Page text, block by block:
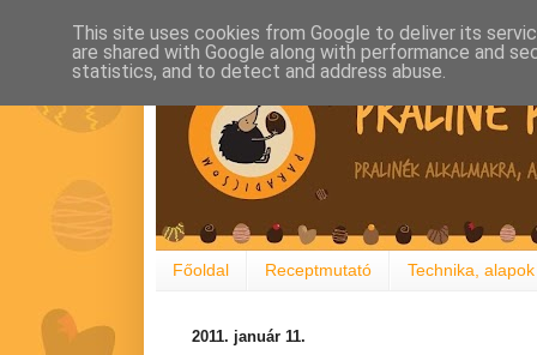
Főoldal Receptmutató Technika, alapok
2011. január 11.
This site uses cookies from Google to deliver its
are shared with Google along with performance and
statistics, and to detect and address abuse.